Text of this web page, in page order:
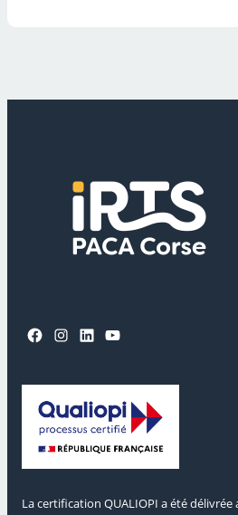
Facebook Instagram LinkedIn YouTube
La certification QUALIOPI a été